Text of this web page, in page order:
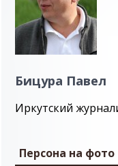
Бицура Павел
Иркутский
Персона на фото